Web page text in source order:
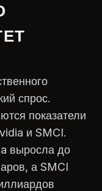
спрос.
показатели
и SMCI.
выросла до
а SMCI